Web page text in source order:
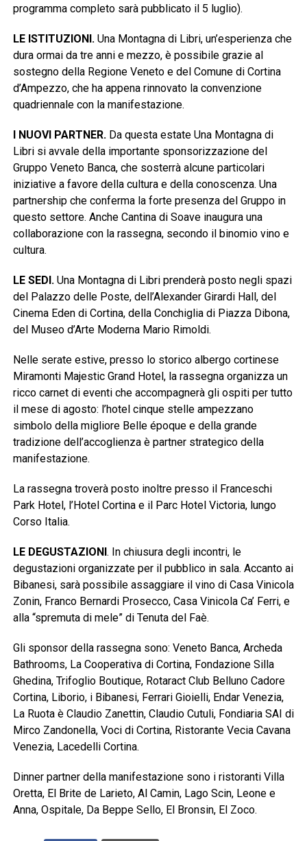
programma completo sarà pubblicato il 5 luglio).
LE ISTITUZIONI.Una Montagna di Libri, un’esperienza che
dura ormai da tre anni e mezzo, è possibile grazie al
sostegno della Regione Veneto e del Comune di Cortina
d’Ampezzo, che ha appena rinnovato la convenzione
quadriennale con la manifestazione.
I NUOVI PARTNER.Da questa estate Una Montagna di
Libri si avvale della importante sponsorizzazione del
Gruppo Veneto Banca, che sosterrà alcune particolari
iniziative a favore della cultura e della conoscenza. Una
partnership che conferma la forte presenza del Gruppo in
questo settore. Anche Cantina di Soave inaugura una
collaborazione con la rassegna, secondo il binomio vino e
cultura.
LE SEDI.Una Montagna di Libri prenderà posto negli spazi
del Palazzo delle Poste, dell’Alexander Girardi Hall, del
Cinema Eden di Cortina, della Conchiglia di Piazza Dibona,
del Museo d’Arte Moderna Mario Rimoldi.
Nelle serate estive, presso lo storico albergo cortinese
Miramonti Majestic Grand Hotel, la rassegna organizza un
ricco carnet di eventi che accompagnerà gli ospiti per tutto
il mese di agosto: l’hotel cinque stelle ampezzano
simbolo della migliore Belle époque e della grande
tradizione dell’accoglienza è partner strategico della
manifestazione.
La rassegna troverà posto inoltre presso il Franceschi
Park Hotel, l’Hotel Cortina e il Parc Hotel Victoria, lungo
Corso Italia.
LE DEGUSTAZIONI . In chiusura degli incontri, le
degustazioni organizzate per il pubblico in sala. Accanto ai
Bibanesi, sarà possibile assaggiare il vino di Casa Vinicola
Zonin, Franco Bernardi Prosecco, Casa Vinicola Ca’ Ferri, e
alla “spremuta di mele” di Tenuta del Faè.
Gli sponsor della rassegna sono: Veneto Banca, Archeda
Bathrooms, La Cooperativa di Cortina, Fondazione Silla
Ghedina, Trifoglio Boutique, Rotaract Club Belluno Cadore
Cortina, Liborio, i Bibanesi, Ferrari Gioielli, Endar Venezia,
La Ruota è Claudio Zanettin, Claudio Cutuli, Fondiaria SAI di
Mirco Zandonella, Voci di Cortina, Ristorante Vecia Cavana
Venezia, Lacedelli Cortina.
Dinner partner della manifestazione sono i ristoranti Villa
Oretta, El Brite de Larieto, Al Camin, Lago Scin, Leone e
Anna, Ospitale, Da Beppe Sello, El Bronsin, El Zoco.